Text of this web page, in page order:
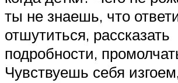
ты не знаешь, что
отшутиться, рассказать
подробности,
Чувствуешь себя